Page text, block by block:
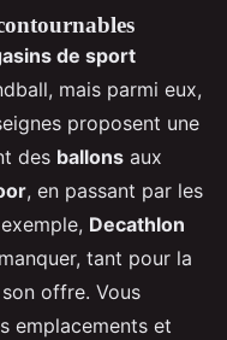
de sport
mais parmi eux,
proposent une
des ballons aux
, en passant par les
Decathlon
tant pour la
offre. Vous
emplacements et